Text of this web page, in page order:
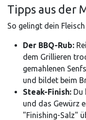
Tipps aus der
So gelingt dein
Der BBQ-Rub:
dem Grillieren
gemahlenen
und bildet beim
Steak-Finish: Du
und das Gewürz
"Finishing-Salz"